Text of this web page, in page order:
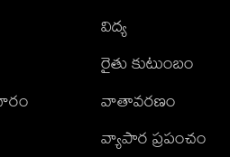
విద్య
రైతు కుటుంబం
వాతావరణం
వ్యాపార ప్రపంచం